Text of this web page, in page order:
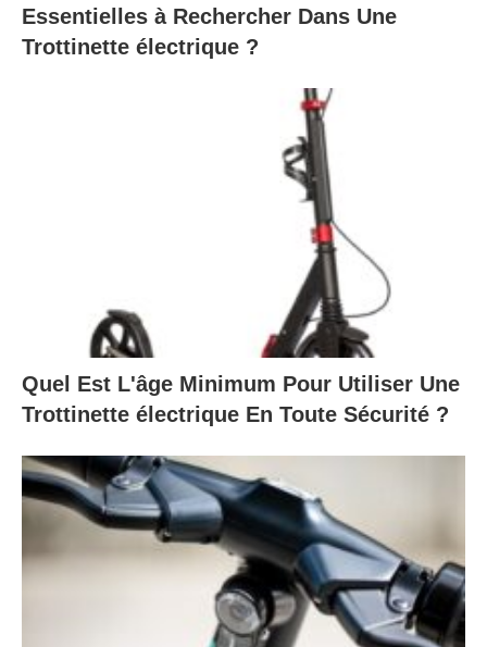
Essentielles à Rechercher Dans Une
Trottinette électrique ?
Quel Est L'âge Minimum Pour Utiliser Une
Trottinette électrique En Toute Sécurité ?